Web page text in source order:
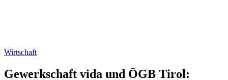
Wirtschaft
Gewerkschaft vida und ÖGB Tirol: